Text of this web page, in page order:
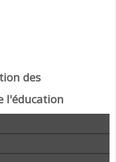
des
l'éducation